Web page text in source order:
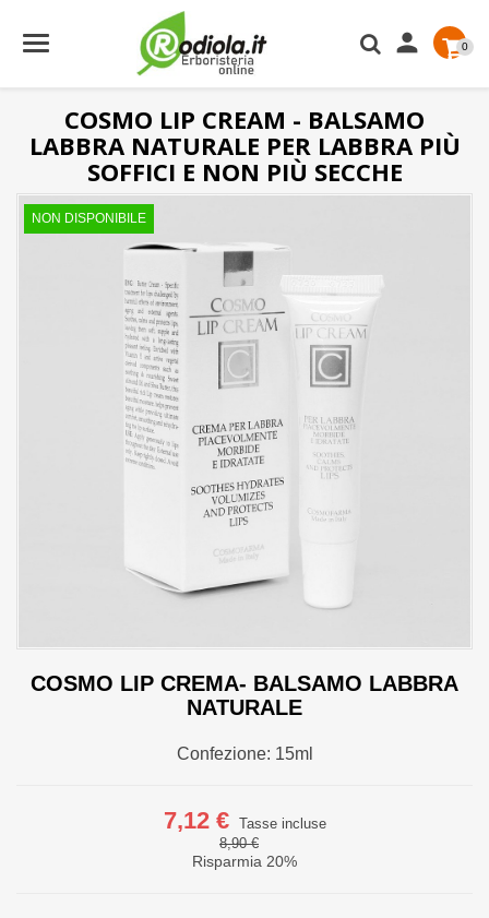
 0
COSMO LIP CREAM - BALSAMO
LABBRA NATURALE PER LABBRA PIÙ
SOFFICI E NON PIÙ SECCHE
NON DISPONIBILE
COSMO LIP CREMA- BALSAMO LABBRA
NATURALE
Confezione: 15ml
7,12 €
Tasse incluse
8,90 €
Risparmia 20%